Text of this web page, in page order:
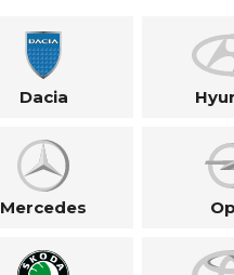
Dacia
Mercedes